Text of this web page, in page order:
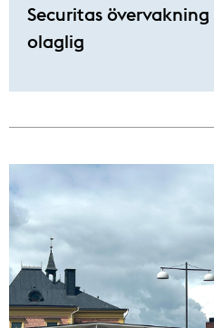
Securitas
olaglig